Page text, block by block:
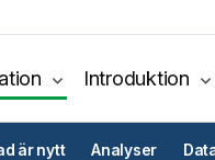
Introduktion
är nytt Analyser